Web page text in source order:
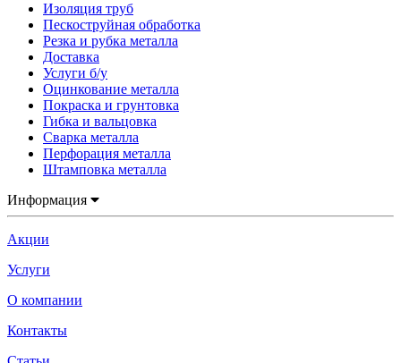
Изоляция труб
Пескоструйная обработка
Резка и рубка металла
Доставка
Услуги б/у
Оцинкование металла
Покраска и грунтовка
Гибка и вальцовка
Сварка металла
Перфорация металла
Штамповка металла
Информация
Акции
Услуги
О компании
Контакты